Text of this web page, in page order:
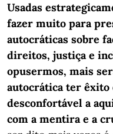
Usadas
fazer muito para
autocráticas sobre
direitos, justiça e
opusermos, mais
autocrática ter êxito
desconfortável a
com a mentira e a